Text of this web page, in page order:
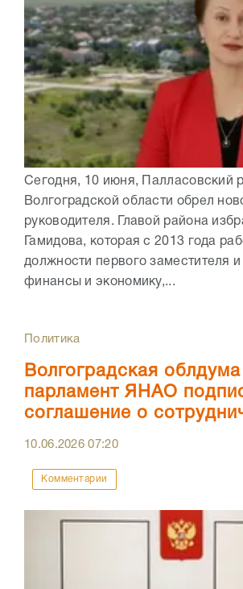
Сегодня, 10 июня, Палласовский
Волгоградской области обрел
руководителя. Главой района
Гамидова, которая с 2013 года
должности первого заместителя и
финансы и экономику,...
Политика
Волгоградская
парламент ЯНАО
соглашение о
10.06.202607:20
Комментарии